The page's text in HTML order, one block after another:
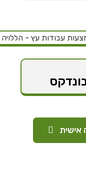
אישית